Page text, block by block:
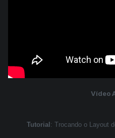
Vídeo
Tutorial: Trocando o Layout